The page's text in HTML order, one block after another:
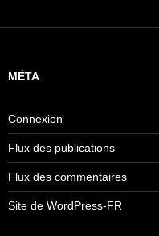
MÉTA
Connexion
Flux des publications
Flux des commentaires
Site de WordPress-FR